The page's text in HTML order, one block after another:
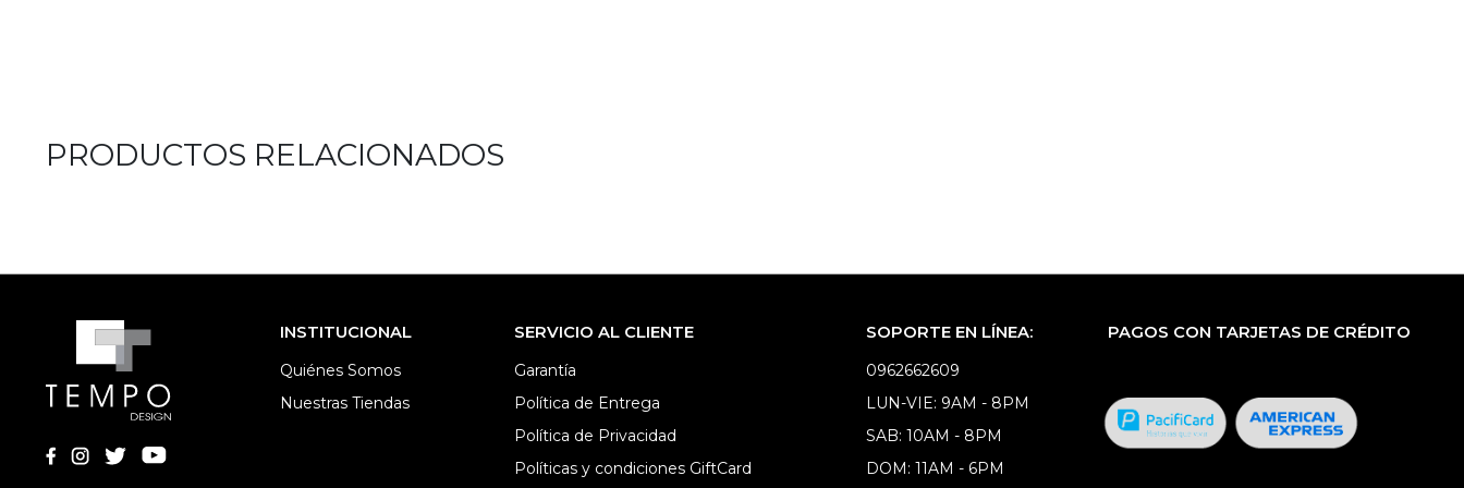
PRODUCTOS RELACIONADOS
INSTITUCIONAL
Quiénes Somos
Nuestras Tiendas
SERVICIO AL CLIENTE
Garantía
Política de Entrega
Política de Privacidad
Políticas y condiciones GiftCard
SOPORTE EN LÍNEA:
0962662609
LUN-VIE: 9AM - 8PM
SAB: 10AM - 8PM
DOM: 11AM - 6PM
PAGOS CON TARJETAS DE CRÉDITO